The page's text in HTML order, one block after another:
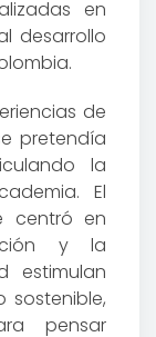
en
desarrollo
de
pretendía
la
El
centró en
y la
estimulan
sostenible,
pensar